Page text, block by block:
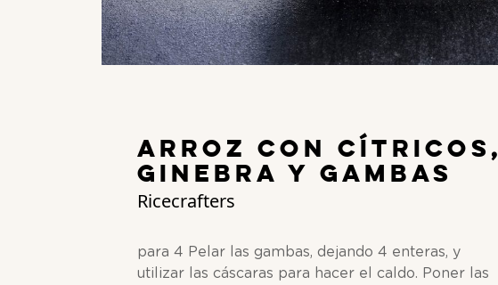
Arroz con cítricos,
ginebra y gambas
Ricecrafters
para 4 Pelar las gambas, dejando 4 enteras, y
utilizar las cáscaras para hacer el caldo. Poner las